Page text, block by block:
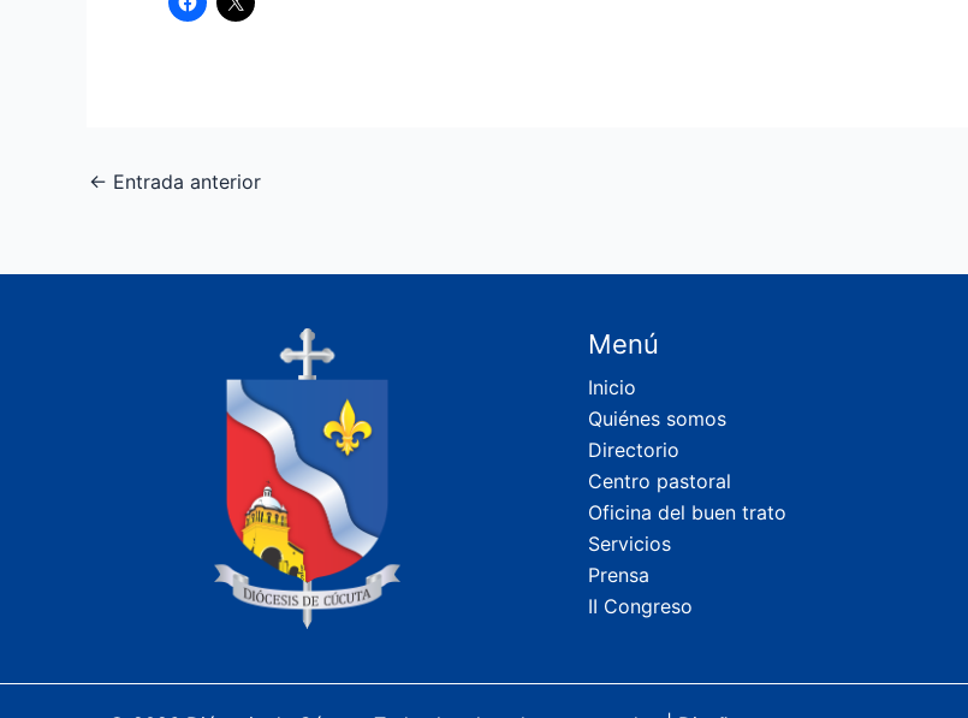
← Entrada anterior
Menú
Inicio
Quiénes somos
Directorio
Centro pastoral
Oficina del buen trato
Servicios
Prensa
II Congreso